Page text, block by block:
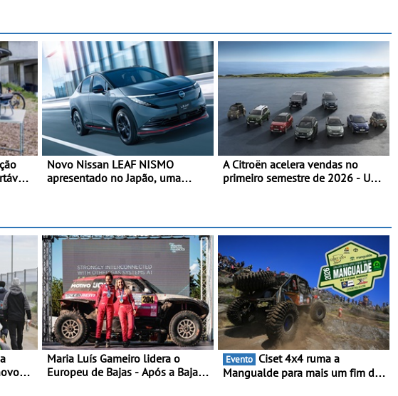
Novo Nissan LEAF NISMO
apresentado no Japão, uma
geração do modelo elétrico da
marca
A Citroën acelera vendas no
primeiro semestre de 2026 - Uma
Maria Luís Gameiro lidera o
Europeu de Bajas - Após a Baja
Evento
Mangualde para mais um fim de